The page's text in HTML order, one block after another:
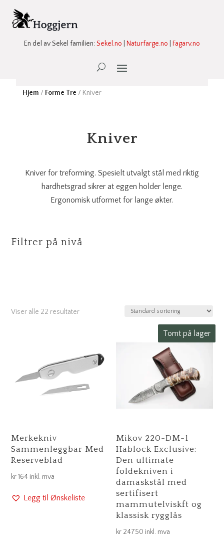
En del av Sekel familien:Sekel.no Naturfarge.no Fagarv.no
Ønskeliste -
Hjem / Forme Tre / Kniver
Kniver
Kniver for treforming. Spesielt utvalgt stål med riktig
hardhetsgrad sikrer at eggen holder lenge.
Ergonomisk utformet for lange økter.
Filtrer på nivå
Viser alle 22 resultater
Merkekniv
Sammenleggbar Med
Reserveblad
kr164 inkl. mva
Legg til Ønskeliste
Tomt på lager
Mikov 220-DM-1
Hablock Exclusive:
Den ultimate
foldekniven i
damaskstål med
sertifisert
mammutelviskft og
klassisk rygglås
kr 24750 inkl. mva